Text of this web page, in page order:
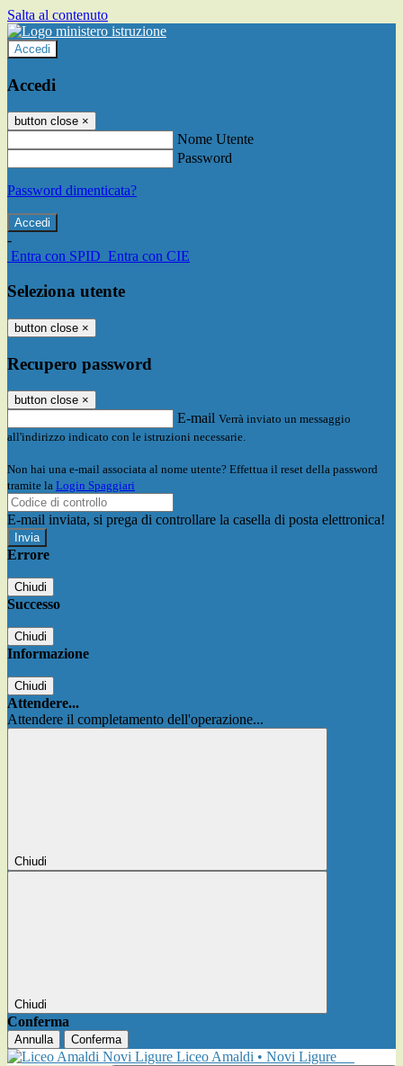
Salta al contenuto
Accedi
Accedi
button close ×
Nome Utente
Password
Password dimenticata?
-
Entra con SPID Entra con CIE
Seleziona utente
button close ×
Recupero password
button close ×
E-mail Verrà inviato un messaggio
all'indirizzo indicato con le istruzioni necessarie.
Non hai una e-mail associata al nome utente? Effettua il reset della password
tramite la Login Spaggiari
E-mail inviata, si prega di controllare la casella di posta elettronica!
Errore
Chiudi
Successo
Chiudi
Informazione
Chiudi
Attendere...
Attendere il completamento dell'operazione...
Chiudi
Chiudi
Conferma
Annulla Conferma
Liceo Amaldi • Novi Ligure